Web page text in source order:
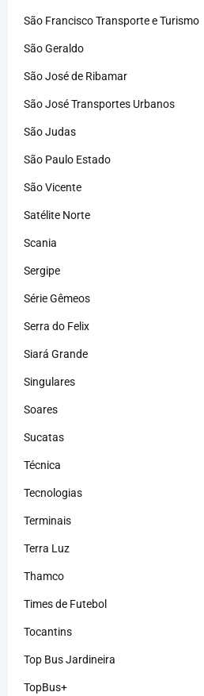
São Francisco Transporte e Turismo
São Geraldo
São José de Ribamar
São José Transportes Urbanos
São Judas
São Paulo Estado
São Vicente
Satélite Norte
Scania
Sergipe
Série Gêmeos
Serra do Felix
Siará Grande
Singulares
Soares
Sucatas
Técnica
Tecnologias
Terminais
Terra Luz
Thamco
Times de Futebol
Tocantins
Top Bus Jardineira
TopBus+